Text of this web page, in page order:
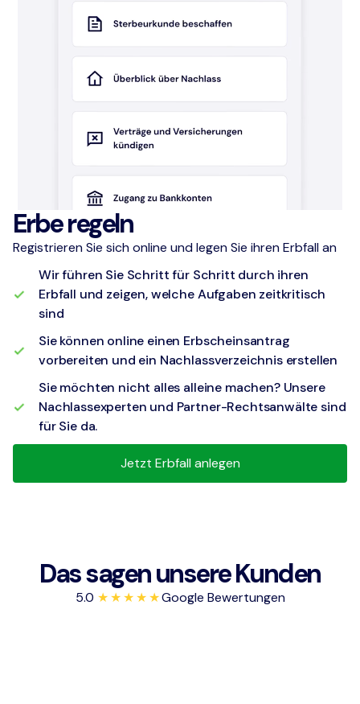
Erbe regeln
Registrieren Sie sich online und legen Sie ihren Erbfall an
Wir führen Sie Schritt für Schritt durch ihren
Erbfall und zeigen, welche Aufgaben zeitkritisch
sind
Sie können online einen Erbscheinsantrag
vorbereiten und ein Nachlassverzeichnis erstellen
Sie möchten nicht alles alleine machen? Unsere
Nachlassexperten und Partner-Rechtsanwälte sind
für Sie da.
Jetzt Erbfall anlegen
Das sagen unsere Kunden
5.0 ★★★★★Google Bewertungen